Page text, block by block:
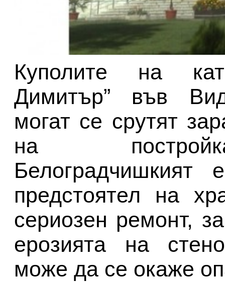
Куполите на
Димитър” във
могат се срутят
на
предстоятел на
сериозен ремонт,
ерозията на
може да се окаже